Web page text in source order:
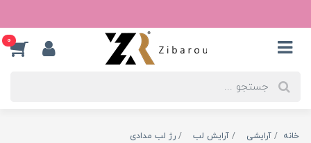
0
خانه آرایشی آرایش لب
رژ لب مدادی